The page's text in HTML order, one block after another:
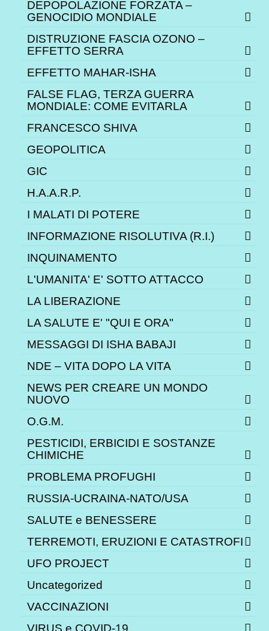
DEPOPOLAZIONE FORZATA –
GENOCIDIO MONDIALE
DISTRUZIONE FASCIA OZONO –
EFFETTO SERRA
EFFETTO MAHAR-ISHA
FALSE FLAG, TERZA GUERRA
MONDIALE: COME EVITARLA
FRANCESCO SHIVA
GEOPOLITICA
GIC
H.A.A.R.P.
I MALATI DI POTERE
INFORMAZIONE RISOLUTIVA (R.I.)
INQUINAMENTO
L'UMANITA' E' SOTTO ATTACCO
LA LIBERAZIONE
LA SALUTE E' "QUI E ORA"
MESSAGGI DI ISHA BABAJI
NDE – VITA DOPO LA VITA
NEWS PER CREARE UN MONDO
NUOVO
O.G.M.
PESTICIDI, ERBICIDI E SOSTANZE
CHIMICHE
PROBLEMA PROFUGHI
RUSSIA-UCRAINA-NATO/USA
SALUTE e BENESSERE
TERREMOTI, ERUZIONI E CATASTROFI
UFO PROJECT
Uncategorized
VACCINAZIONI
VIRUS e COVID-19